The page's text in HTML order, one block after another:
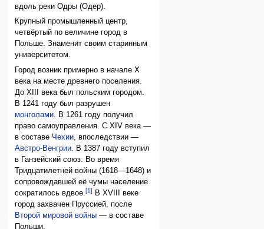
вдоль реки Одры (Одер).
Крупный промышленный центр,
четвёртый по величине город в
Польше. Знаменит своим старинным
университетом.
Город возник примерно в начале X
века на месте древнего поселения.
До XIII века был польским городом.
В 1241 году был разрушен
монголами . В 1261 году получил
право самоуправления. С XIV века —
в составе Чехии , впоследствии —
Австро-Венгрии . В 1387 году вступил
в Ганзейский союз. Во время
Тридцатилетней войны (1618—1648) и
сопровождавшей её чумы население
сократилось вдвое.[1]
В XVIII веке
город захвачен Пруссией, после
Второй мировой войны — в составе
Польши.